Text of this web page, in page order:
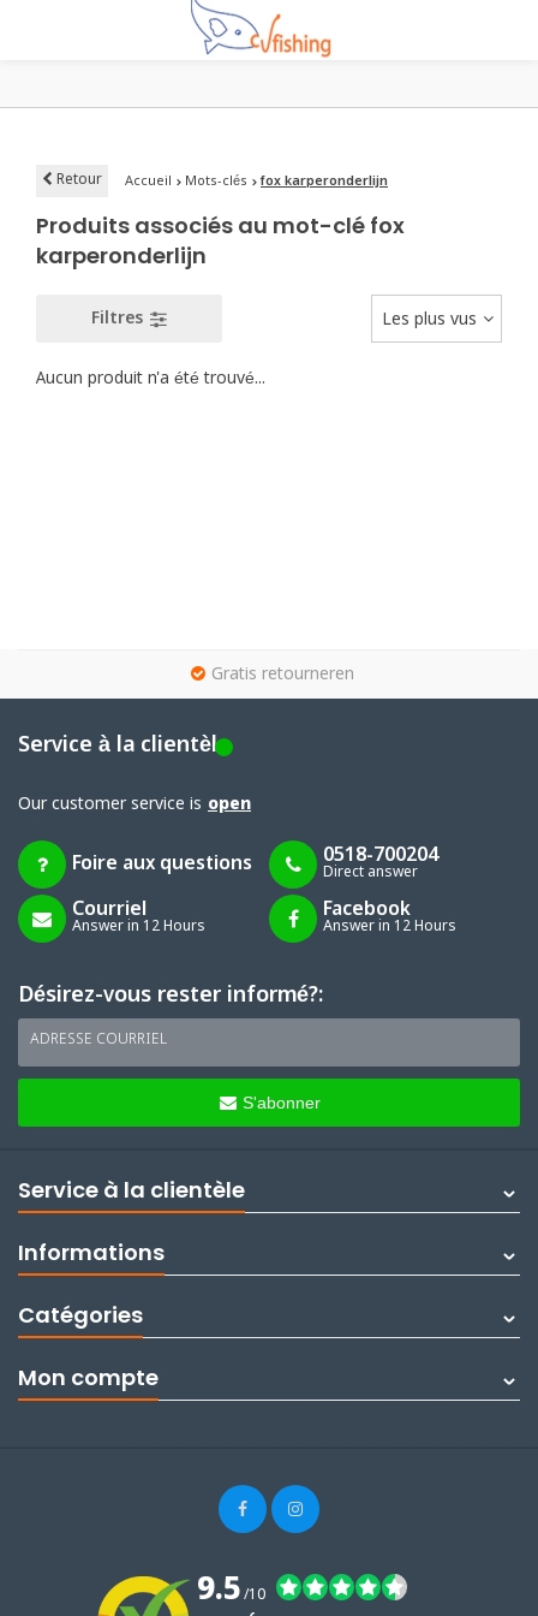
Retour Accueil Mots-clés fox karperonderlijn
Produits associés au mot-clé fox
karperonderlijn
Filtres Les plus vus
Aucun produit n'a été trouvé...
Gratis retourneren
Service à la clientèle
Our customer service is open
Foire aux questions 0518-700204
Direct answer
Courriel
Answer in 12 Hours
Facebook
Answer in 12 Hours
Désirez-vous rester informé?:
ADRESSE COURRIEL
S'abonner
Service à la clientèle
Informations
Catégories
Mon compte
9.5/10